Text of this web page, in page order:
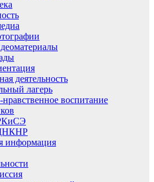
деятельность
лагерь
воспитание
информация